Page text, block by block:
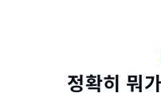
정확히 뭐